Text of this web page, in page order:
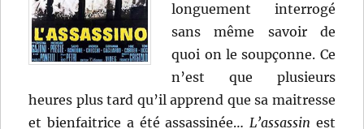
longuement interrogé
sans même savoir de
quoi on le soupçonne. Ce
n’est que plusieurs
heures plus tard qu’il apprend que sa maitresse
et bienfaitrice a été assassinée… L’assassin est